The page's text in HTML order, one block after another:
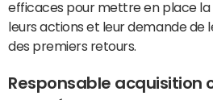
efficaces pour mettre en place la
leurs actions et leur demande de
des premiers retours.
Responsable acquisition